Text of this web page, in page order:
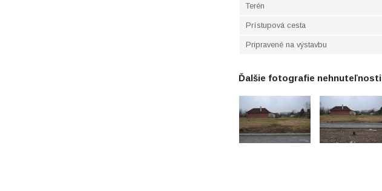
Terén
Prístupová cesta
Pripravené na výstavbu
Ďalšie fotografie nehnuteľnosti